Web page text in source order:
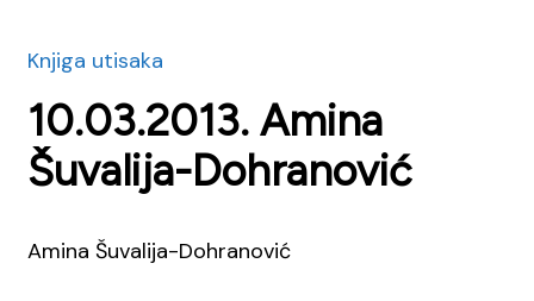
Knjiga utisaka
10.03.2013. Amina
Šuvalija-Dohranović
Amina Šuvalija-Dohranović